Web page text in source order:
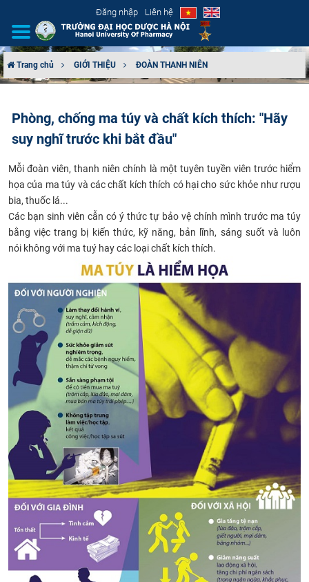
Đăng nhập Liên hệ
CƠ CẤU TỔ CHỨC
TUYỂN SINH
ĐÀO TẠO
ĐẢM BẢO CHẤT LƯỢNG
KHOA HỌC CÔNG NGHỆ
HTQT
CỰU NGƯỜI HỌC
Trang chủ GIỚI THIỆU ĐOÀN THANH NIÊN
Phòng, chống ma túy và chất kích thích: "Hãy
suy nghĩ trước khi bắt đầu"
Mỗiđoàn viên, thanh niên chính là một tuyên tuyền viên trước hiểm
họa của ma túy và các chất kích thích có hại cho sức khỏe như rượu
bia, thuốc lá...
Các bạn sinh viên cẫn có ý thức tự bảo vệ chính mình trước ma túy
bằng việc trang bị kiến thức, kỹ năng, bản lĩnh, sáng suốt và luôn
nói không với ma tuý hay các loại chất kích thích.